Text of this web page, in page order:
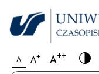
A A+ A++